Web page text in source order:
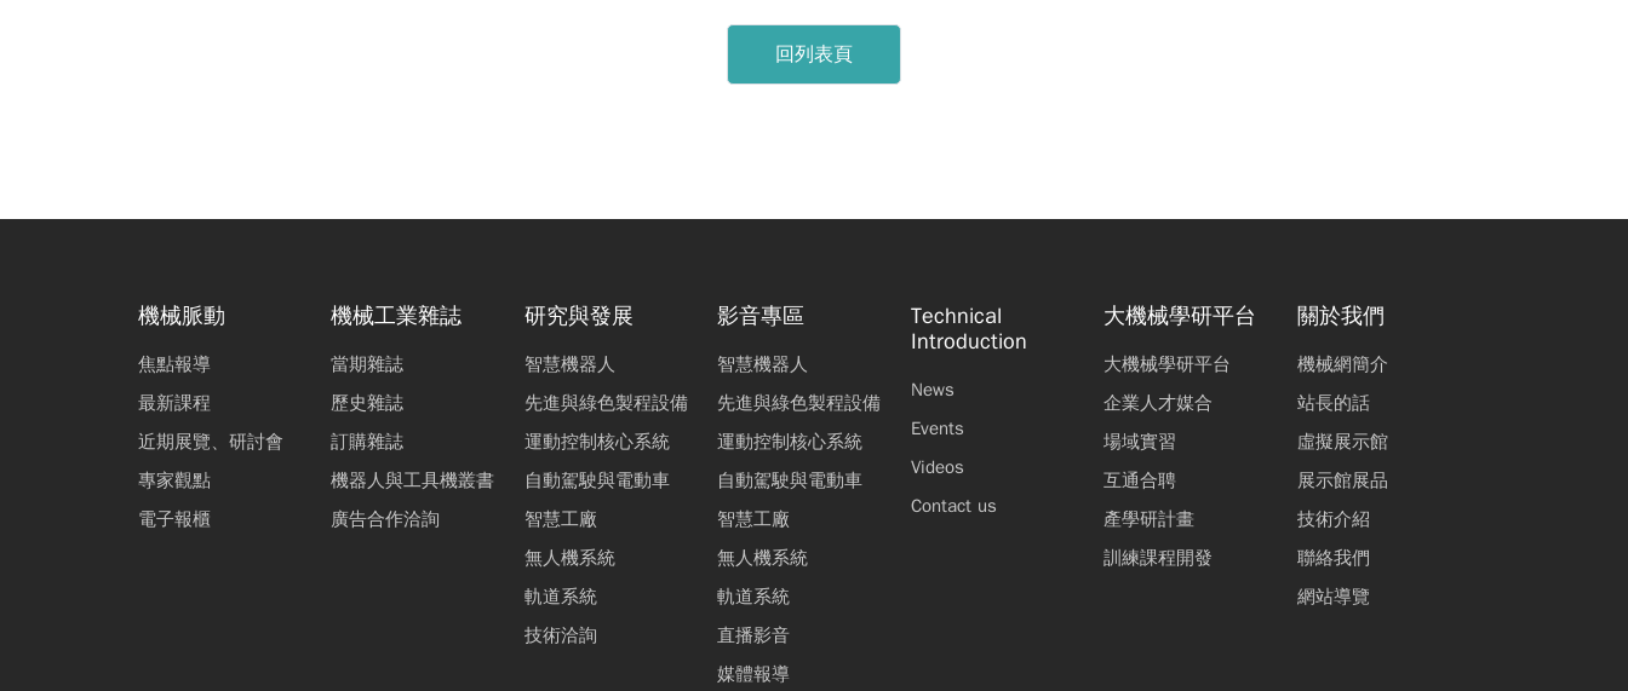
回列表頁
機械脈動
焦點報導
最新課程
近期展覽、研討會
專家觀點
電子報櫃
機械工業雜誌
當期雜誌
歷史雜誌
訂購雜誌
機器人與工具機叢書
廣告合作洽詢
研究與發展
智慧機器人
先進與綠色製程設備
運動控制核心系統
自動駕駛與電動車
智慧工廠
無人機系統
軌道系統
技術洽詢
影音專區
智慧機器人
先進與綠色製程設備
運動控制核心系統
自動駕駛與電動車
智慧工廠
無人機系統
軌道系統
直播影音
媒體報導
Technical
Introduction
News
Events
Videos
Contact us
大機械學研平台
大機械學研平台
企業人才媒合
場域實習
互通合聘
產學研計畫
訓練課程開發
關於我們
機械網簡介
站長的話
虛擬展示館
展示館展品
技術介紹
聯絡我們
網站導覽